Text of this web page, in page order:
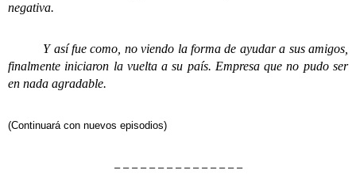
negativa.
Y así fue como, no viendo la forma de ayudar a sus amigos,
finalmente iniciaron la vuelta a su país. Empresa que no pudo ser
en nada agradable.
(Continuará con nuevos episodios)
– – – – – – – – – – – – – – –